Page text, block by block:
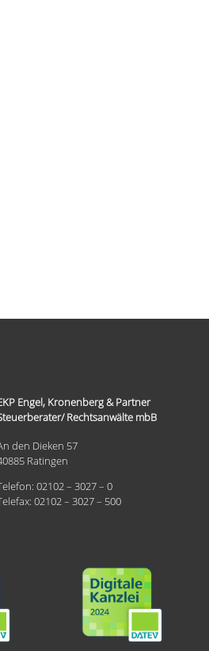
Engel, Kronenberg & Partner
Rechtsanwälte mbB
den Dieken 57
Ratingen
02102 – 3027 – 0
02102 – 3027 – 500